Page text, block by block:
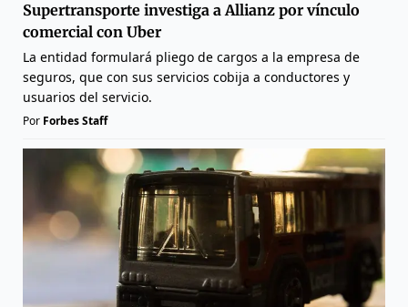
Supertransporte investiga a Allianz por vínculo
comercial con Uber
La entidad formulará pliego de cargos a la empresa de
seguros, que con sus servicios cobija a conductores y
usuarios del servicio.
Por Forbes Staff